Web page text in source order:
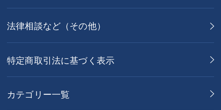
法律相談など（その他）
特定商取引法に基づく表示
カテゴリー一覧